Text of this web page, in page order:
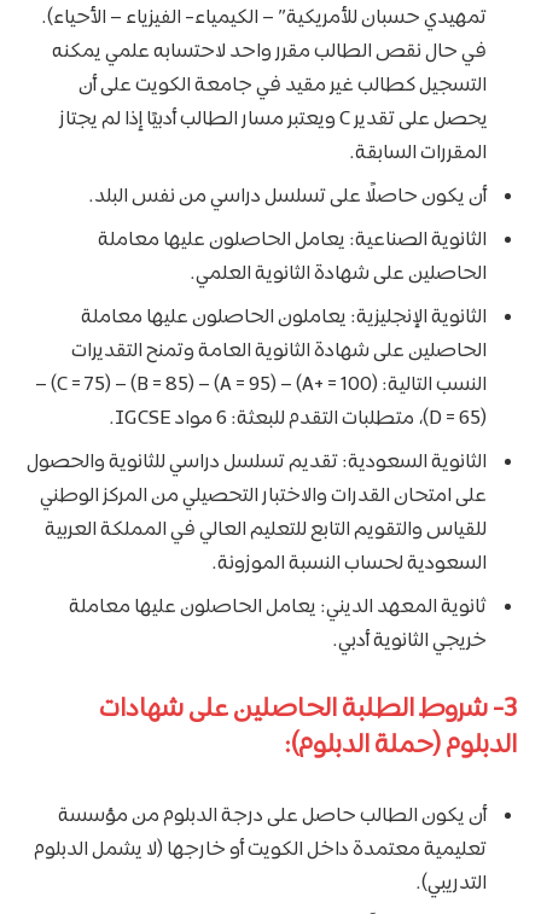
تمهيدي حسبان للأمريكية” – الكيمياء- الفيزياء – الأحياء).
في حال نقص الطالب مقرر واحد لاحتسابه علمي يمكنه
التسجيل كطالب غير مقيد في جامعة الكويت على أن
يحصل على تقدير C ويعتبر مسار الطالب أدبيًا إذا لم يجتاز
المقررات السابقة.
أن يكون حاصلًا على تسلسل دراسي من نفس البلد.
الثانوية الصناعية: يعامل الحاصلون عليها معاملة
الحاصلين على شهادة الثانوية العلمي.
الثانوية الإنجليزية: يعاملون الحاصلون عليها معاملة
الحاصلين على شهادة الثانوية العامة وتمنح التقديرات
النسب التالية: (A+ = 100) – (A = 95) – (B = 85) – (C = 75) –
(D = 65)، متطلبات التقدم للبعثة: 6 مواد IGCSE.
الثانوية السعودية: تقديم تسلسل دراسي للثانوية والحصول
على امتحان القدرات والاختبار التحصيلي من المركز الوطني
للقياس والتقويم التابع للتعليم العالي في المملكة العربية
السعودية لحساب النسبة الموزونة.
ثانوية المعهد الديني: يعامل الحاصلون عليها معاملة
خريجي الثانوية أدبي.
3- شروط الطلبة الحاصلين على شهادات
الدبلوم (حملة الدبلوم):
أن يكون الطالب حاصل على درجة الدبلوم من مؤسسة
تعليمية معتمدة داخل الكويت أو خارجها (لا يشمل الدبلوم
التدريبي).